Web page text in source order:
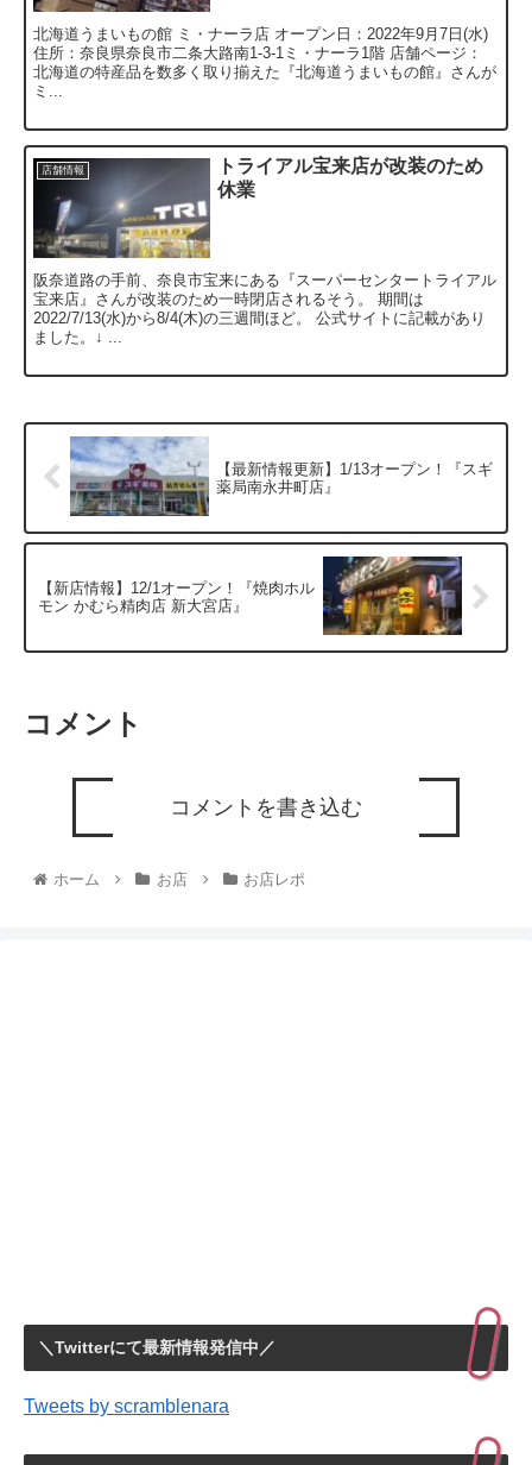
北海道うまいもの館 ミ・ナーラ店 オープン日：2022年9月7日(水)
住所：奈良県奈良市二条大路南1-3-1ミ・ナーラ1階 店舗ページ：
北海道の特産品を数多く取り揃えた『北海道うまいもの館』さんが
ミ...
店舗情報
トライアル宝来店が改装のため
休業
阪奈道路の手前、奈良市宝来にある『スーパーセンタートライアル
宝来店』さんが改装のため一時閉店されるそう。 期間は
2022/7/13(水)から8/4(木)の三週間ほど。 公式サイトに記載があり
ました。↓ ...
【最新情報更新】1/13オープン！『スギ
薬局南永井町店』
【新店情報】12/1オープン！『焼肉ホル
モン かむら精肉店 新大宮店』
コメント
コメントを書き込む
ホーム お店 お店レポ
＼Twitterにて最新情報発信中／
Tweets by scramblenara